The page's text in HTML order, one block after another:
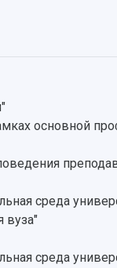
основной
среда
вуза"
среда